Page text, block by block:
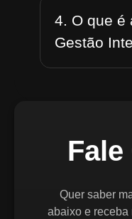
4. O que é
Gestão
Quer saber
abaixo e